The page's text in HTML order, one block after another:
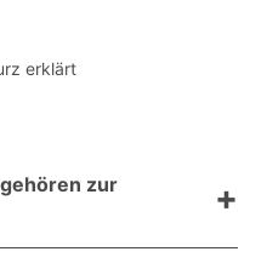
erklärt
zur